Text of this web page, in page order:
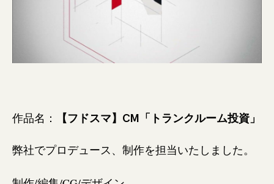
作品名： 【フドスマ】CM「トランクルーム投資」
弊社でプロデュース、制作を担当いたしました。